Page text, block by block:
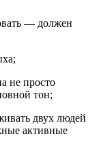
— должен
не просто
тон;
двух людей
активные